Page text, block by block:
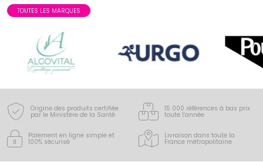
TOUTES LES MARQUES
Origine des produits certifiée
par le Ministère de la Santé
15 000 références à bas prix
toute l’année
Paiement en ligne simple et
100% sécurisé
Livraison dans toute la
France métropolitaine